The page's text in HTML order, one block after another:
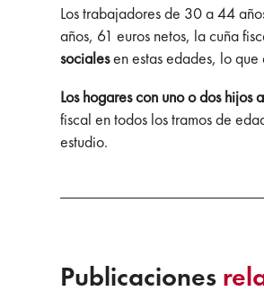
Los trabajadores de 30 a 44
años, 61 euros netos, la cuña
socialesen estas edades, lo
Los hogares con uno o dos hijos
fiscal en todos los tramos de
estudio.
Publicaciones